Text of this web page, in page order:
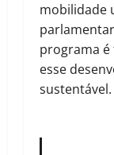
mobilidade
programa
esse
sustentável.